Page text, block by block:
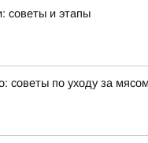
советы и этапы
советы по уходу за мясом